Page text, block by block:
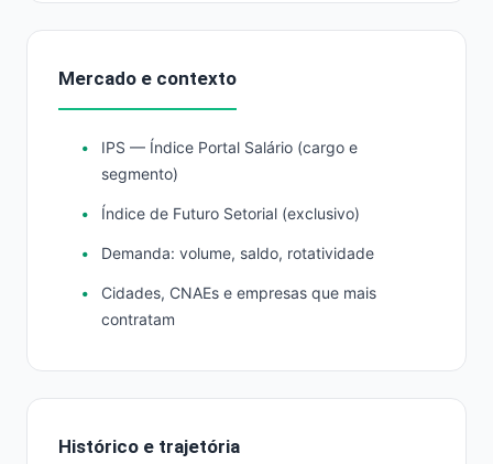
Mercado e contexto
IPS — Índice Portal Salário (cargo e
segmento)
Índice de Futuro Setorial (exclusivo)
Demanda: volume, saldo, rotatividade
Cidades, CNAEs e empresas que mais
contratam
Histórico e trajetória